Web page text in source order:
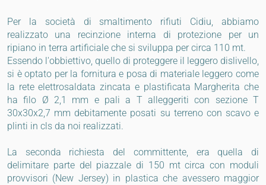
Per la società di smaltimento rifiuti Cidiu, abbiamo
realizzato una recinzione interna di protezione per un
ripiano in terra artificiale che si sviluppa per circa 110 mt.
Essendo l'obbiettivo, quello di proteggere il leggero dislivello,
si è optato per la fornitura e posa di materiale leggero come
la rete elettrosaldata zincata e plastificata Margherita che
ha filo Ø 2,1 mm e pali a T alleggeriti con sezione T
30x30x2,7 mm debitamente posati su terreno con scavo e
plinti in cls da noi realizzati.
La seconda richiesta del committente, era quella di
delimitare parte del piazzale di 150 mt circa con moduli
provvisori (New Jersey) in plastica che avessero maggior